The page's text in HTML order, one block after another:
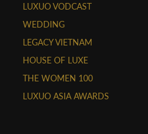
LUXUO VODCAST
WEDDING
LEGACY VIETNAM
HOUSE OF LUXE
THE WOMEN 100
LUXUO ASIA AWARDS